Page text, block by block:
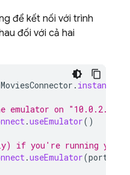
để kết nối với trình
đối với cả hai
MoviesConnector . instance
emulator on
.useEmulator()
if you're running your
.useEmulator(port